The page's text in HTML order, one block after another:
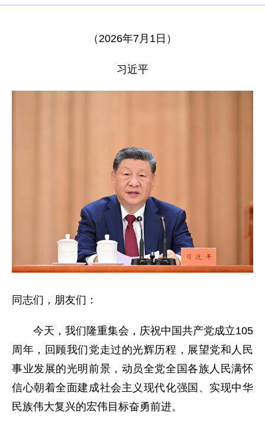
（2026年7月1日）
习近平
同志们，朋友们：
今天，我们隆重集会，庆祝中国共产党成立105
周年，回顾我们党走过的光辉历程，展望党和人民
事业发展的光明前景，动员全党全国各族人民满怀
信心朝着全面建成社会主义现代化强国、实现中华
民族伟大复兴的宏伟目标奋勇前进。